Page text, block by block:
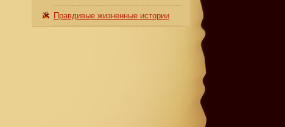
Правдивые жизненные истории